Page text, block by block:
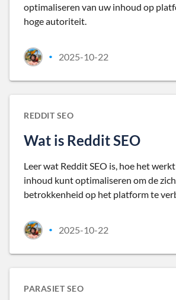
optimaliseren van uw inhoud op
hoge autoriteit.
• 2025-10-22
REDDIT SEO
Wat is Reddit SEO
Leer wat Reddit SEO is, hoe het
inhoud kunt optimaliseren om de
betrokkenheid op het platform te
• 2025-10-22
PARASIET SEO